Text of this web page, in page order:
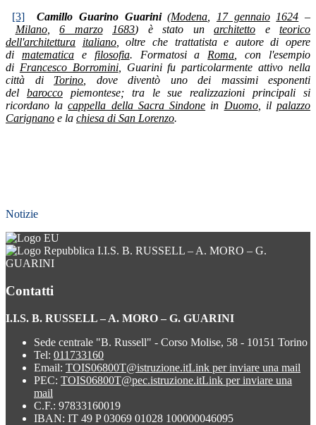
[3]
Camillo Guarino Guarini (Modena 17 gennaio 1624 –
Milano, 6 marzo 1683) è stato un architetto e teorico
dell'architettura
italiano, oltre che trattatista e autore di opere
di matematicae filosofia. Formatosi a Roma , con l'esempio
di Francesco Borromini, Guarini fu particolarmente attivo nella
città di Torino , dove diventò uno dei massimi esponenti
del baroccopiemontese; tra le sue realizzazioni principali si
ricordano lacappella della Sacra Sindone in Duomo, ilpalazzo
Carignano e la chiesa di San Lorenzo.
Notizie
I.I.S. B. RUSSELL – A. MORO – G.
GUARINI
Contatti
I.I.S. B. RUSSELL – A. MORO – G. GUARINI
Sede centrale "B. Russell" - Corso Molise, 58 - 10151 Torino
Tel: 011733160
Email: TOIS06800T@istruzione.itLink per inviare una mail
PEC: TOIS06800T@pec.istruzione.itLink per inviare una
mail
C.F.: 97833160019
IBAN: IT 49 P 03069 01028 100000046095